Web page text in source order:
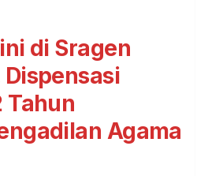
di Sragen
Tahun
Agama